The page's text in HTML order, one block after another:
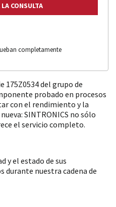
completamente
175Z0534 del grupo de
probado en procesos
con el rendimiento y la
SINTRONICS no sólo
el servicio completo.
y el estado de sus
durante nuestra cadena de